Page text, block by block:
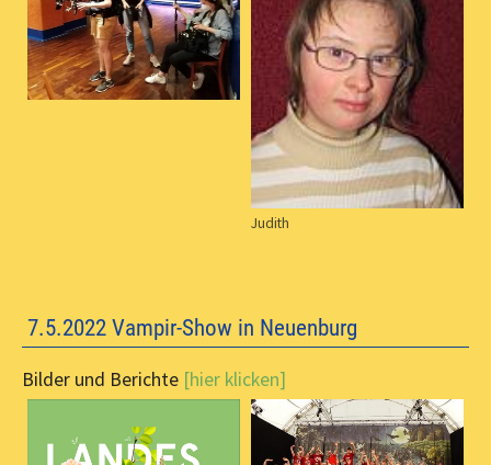
Judith
7.5.2022 Vampir-Show in Neuenburg
Bilder und Berichte [hier klicken]